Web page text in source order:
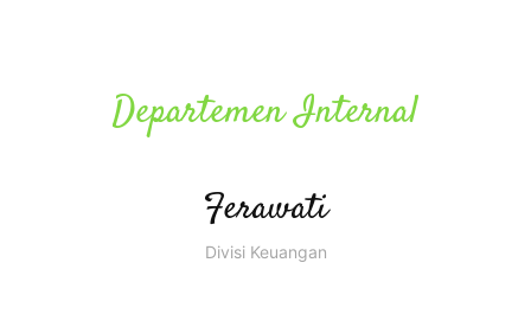
Departemen Internal
Ferawati
Divisi Keuangan